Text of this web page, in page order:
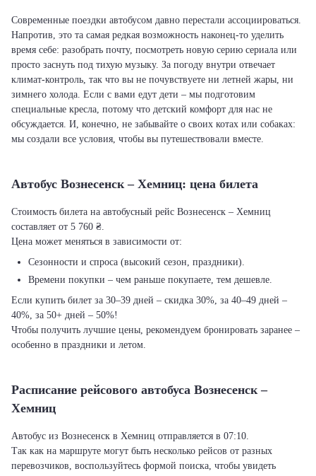
Современные поездки автобусом давно перестали ассоциироваться.
Напротив, это та самая редкая возможность наконец-то уделить
время себе: разобрать почту, посмотреть новую серию сериала или
просто заснуть под тихую музыку. За погоду внутри отвечает
климат-контроль, так что вы не почувствуете ни летней жары, ни
зимнего холода. Если с вами едут дети – мы подготовим
специальные кресла, потому что детский комфорт для нас не
обсуждается. И, конечно, не забывайте о своих котах или собаках:
мы создали все условия, чтобы вы путешествовали вместе.
Автобус Вознесенск – Хемниц: цена билета
Стоимость билета на автобусный рейс Вознесенск – Хемниц
составляет от 5 760 ₴.
Цена может меняться в зависимости от:
Сезонности и спроса (высокий сезон, праздники).
Времени покупки – чем раньше покупаете, тем дешевле.
Если купить билет за 30–39 дней – скидка 30%, за 40–49 дней –
40%, за 50+ дней – 50%!
Чтобы получить лучшие цены, рекомендуем бронировать заранее –
особенно в праздники и летом.
Расписание рейсового автобуса Вознесенск –
Хемниц
Автобус из Вознесенск в Хемниц отправляется в 07:10.
Так как на маршруте могут быть несколько рейсов от разных
перевозчиков, воспользуйтесь формой поиска, чтобы увидеть